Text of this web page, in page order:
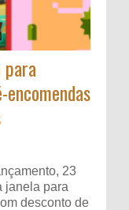
para
23
janela para
desconto de